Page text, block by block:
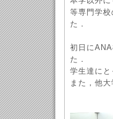
等専門学
た．
初日に
た．
学生達にと
また，他